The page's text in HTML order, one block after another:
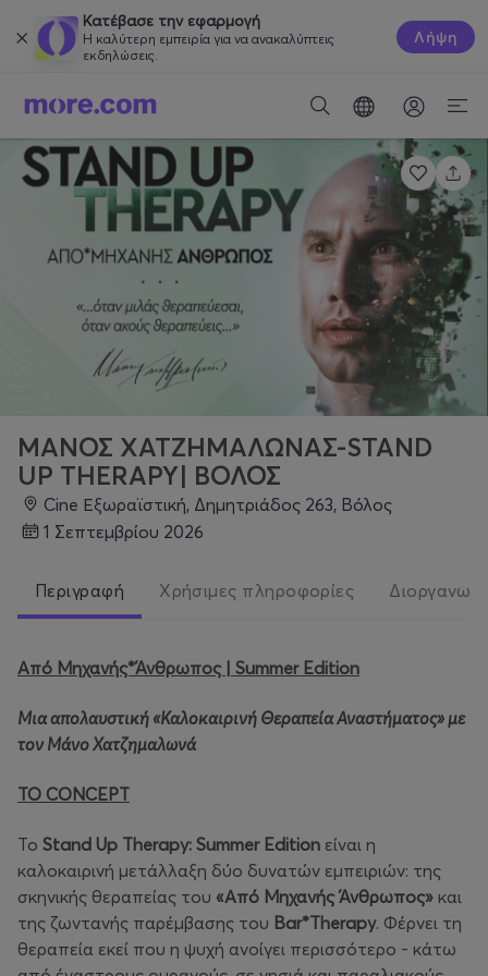
Κατέβασε την εφαρμογή
Η καλύτερη εμπειρία για να ανακαλύπτεις
εκδηλώσεις.
Λήψη
ΜΑΝΟΣ ΧΑΤΖΗΜΑΛΩΝΑΣ-STAND
UP THERAPY| ΒΟΛΟΣ
Cine Εξωραϊστική, Δημητριάδος 263, Βόλος
1 Σεπτεμβρίου 2026
Περιγραφή Χρήσιμες πληροφορίες
Από Μηχανής*Άνθρωπος | Summer Edition
Μια απολαυστική «Καλοκαιρινή Θεραπεία Αναστήματος» με
τον Μάνο Χατζημαλωνά
ΤΟ CONCEPT
Το Stand Up Therapy: Summer Edition είναι η
καλοκαιρινή μετάλλαξη δύο δυνατών εμπειριών: της
σκηνικής θεραπείας του «Από Μηχανής Άνθρωπος» και
της ζωντανής παρέμβασης του Bar*Therapy. Φέρνει τη
θεραπεία εκεί που η ψυχή ανοίγει περισσότερο - κάτω